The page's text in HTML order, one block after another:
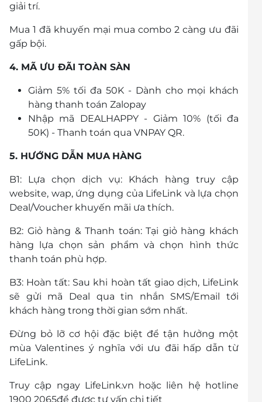
giải trí.
Mua 1 đã khuyến mại mua combo 2 càng ưu đãi
gấp bội.
4. MÃ ƯU ĐÃI TOÀN SÀN
Giảm 5% tối đa 50K - Dành cho mọi khách
hàng thanh toán Zalopay
Nhập mã DEALHAPPY - Giảm 10% (tối đa
50K) - Thanh toán qua VNPAY QR.
5. HƯỚNG DẪN MUA HÀNG
B1: Lựa chọn dịch vụ: Khách hàng truy cập
website, wap, ứng dụng của LifeLink và lựa chọn
Deal/Voucher khuyến mãi ưa thích.
B2: Giỏ hàng & Thanh toán: Tại giỏ hàng khách
hàng lựa chọn sản phẩm và chọn hình thức
thanh toán phù hợp.
B3: Hoàn tất: Sau khi hoàn tất giao dịch, LifeLink
sẽ gửi mã Deal qua tin nhắn SMS/Email tới
khách hàng trong thời gian sớm nhất.
Đừng bỏ lỡ cơ hội đặc biệt để tận hưởng một
mùa Valentines ý nghĩa với ưu đãi hấp dẫn từ
LifeLink.
Truy cập ngay LifeLink.vn hoặc liên hệ hotline
1900 2065để được tư vấn chi tiết